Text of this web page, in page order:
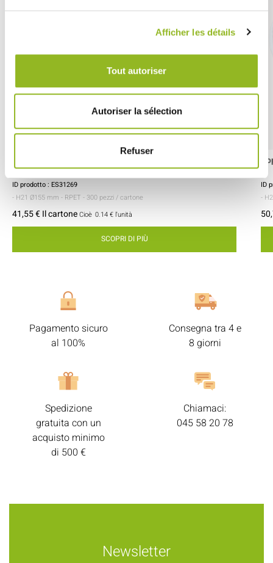
Afficher les détails
Tout autoriser
Autoriser la sélection
Refuser
ml
ID prodotto : ES31269
- H21 Ø155 mm - RPET - 300 pezzi / cartone
41,55 € Il cartoneCioè 0.14 €l'unità
SCOPRI DI PIÙ
ID
-
Pagamento sicuro
al 100%
Consegna tra 4 e
8 giorni
Spedizione
gratuita con un
acquisto minimo
di 500 €
Chiamaci:
045 58 20 78
Newsletter